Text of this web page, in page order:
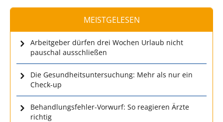
MEISTGELESEN
Arbeitgeber dürfen drei Wochen Urlaub nicht
pauschal ausschließen
Die Gesundheitsuntersuchung: Mehr als nur ein
Check-up
Behandlungsfehler-Vorwurf: So reagieren Ärzte
richtig